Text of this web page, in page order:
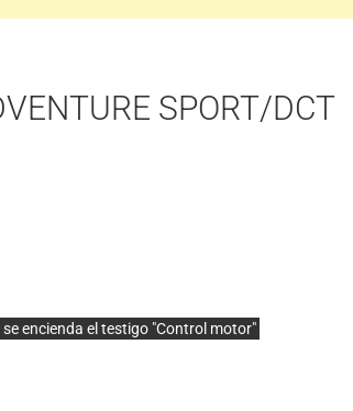
SPORT/DCT
encienda el testigo "Control motor"